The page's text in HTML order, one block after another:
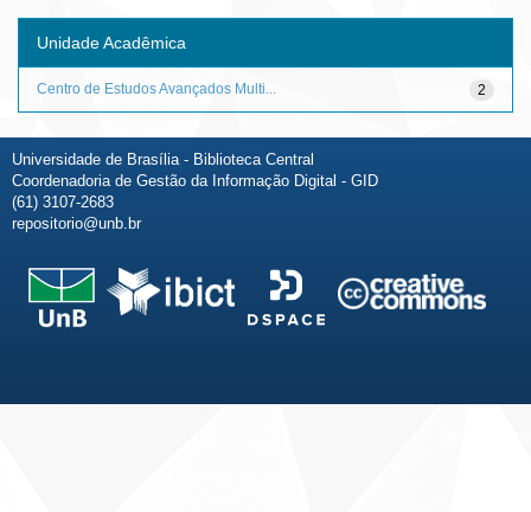
Unidade Acadêmica
2
Centro de Estudos Avançados Multi...
Universidade de Brasília - Biblioteca Central
Coordenadoria de Gestão da Informação Digital - GID
(61) 3107-2683
repositorio@unb.br